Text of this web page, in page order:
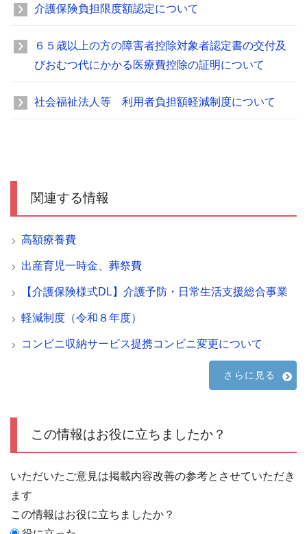
介護保険負担限度額認定について
６５歳以上の方の障害者控除対象者認定書の交付及
びおむつ代にかかる医療費控除の証明について
社会福祉法人等 利用者負担額軽減制度について
関連する情報
高額療養費
出産育児一時金、葬祭費
【介護保険様式DL】介護予防・日常生活支援総合事業
軽減制度（令和８年度）
コンビニ収納サービス提携コンビニ変更について
さらに見る
この情報はお役に立ちましたか？
いただいたご意見は掲載内容改善の参考とさせていただき
ます
この情報はお役に立ちましたか？